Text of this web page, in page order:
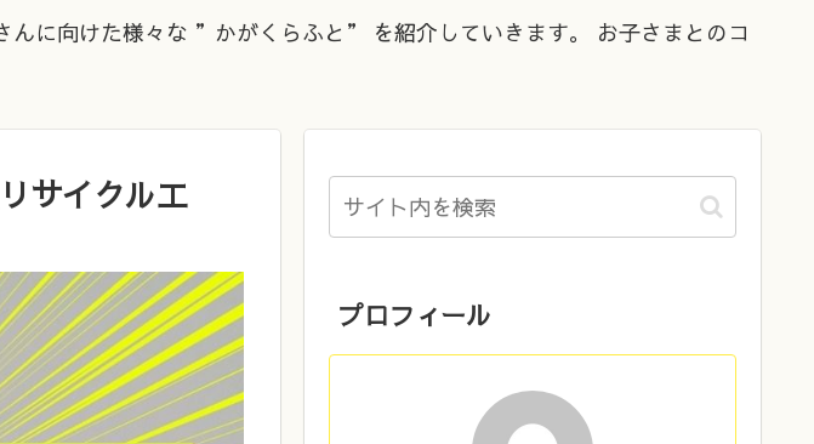
んに向けた様々な ”かがくらふと” を紹介していきます。 お子さまとのコ
サイクル工
プロフィール